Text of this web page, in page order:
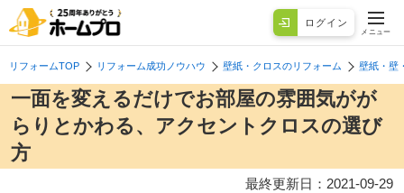
ログイン
メニュー
リフォームTOP リフォーム成功ノウハウ 壁紙・クロスのリフォーム 壁紙・壁
一面を変えるだけでお部屋の雰囲気がが
らりとかわる、アクセントクロスの選び
方
最終更新日： 2021-09-29